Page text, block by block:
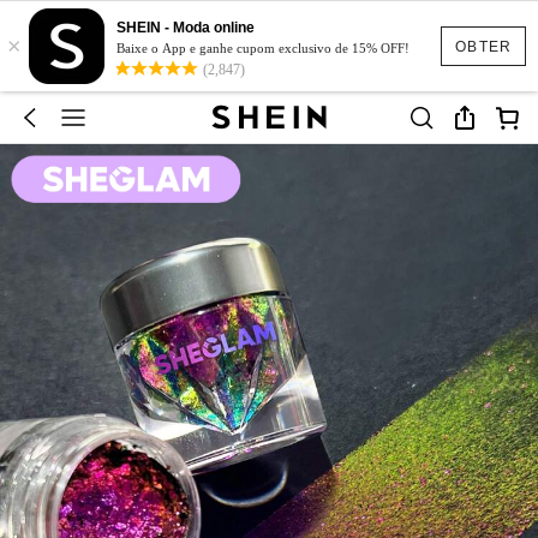
OBTER
×
SHEIN - Moda online
Baixe o App e ganhe cupom exclusivo de 15% OFF!
(2,847)